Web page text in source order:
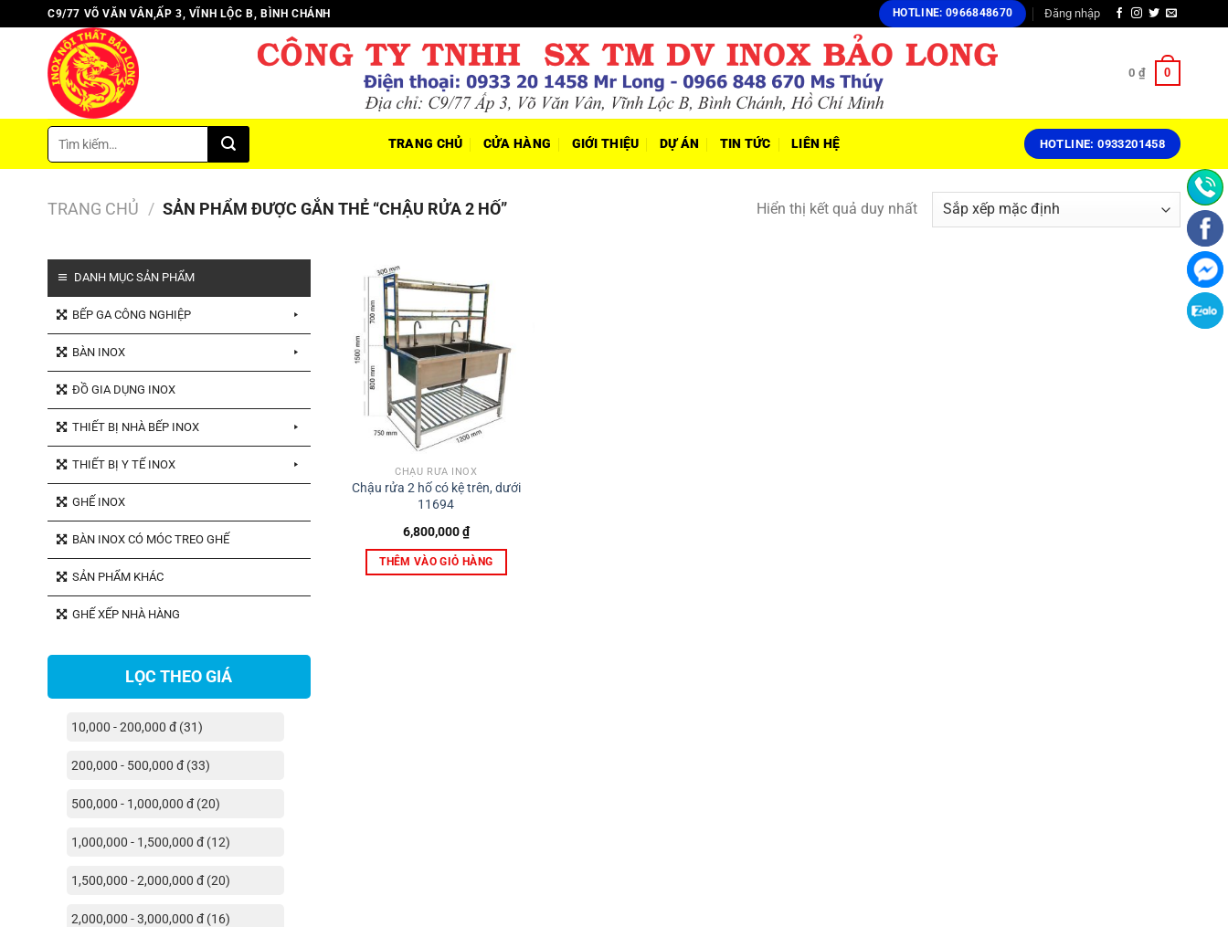
đến
C9/77 VÕ VĂN VÂN,ẤP 3, VĨNH LỘC B, BÌNH CHÁNH HOTLINE: 0966848670 Đăng nhập
0 ₫ 0
Tìm
kiếm:
TRANG CHỦ CỬA HÀNG GIỚI THIỆU DỰ ÁN TIN TỨC LIÊN HỆ HOTLINE: 0933201458
TRANG CHỦ / SẢN PHẨM ĐƯỢC GẮN THẺ “CHẬU RỬA 2 HỐ” Hiển thị kết quả duy nhất
DANH MỤC SẢN PHẨM
BẾP GA CÔNG NGHIỆP
BÀN INOX
ĐỒ GIA DỤNG INOX
THIẾT BỊ NHÀ BẾP INOX
THIẾT BỊ Y TẾ INOX
GHẾ INOX
BÀN INOX CÓ MÓC TREO GHẾ
SẢN PHẨM KHÁC
GHẾ XẾP NHÀ HÀNG
LỌC THEO GIÁ
10,000 - 200,000 đ (31)
200,000 - 500,000 đ (33)
500,000 - 1,000,000 đ (20)
1,000,000 - 1,500,000 đ (12)
1,500,000 - 2,000,000 đ (20)
2,000,000 - 3,000,000 đ (16)
CHẬU RỬA INOX
Chậu rửa 2 hố có kệ trên, dưới
11694
6,800,000₫
THÊM VÀO GIỎ HÀNG